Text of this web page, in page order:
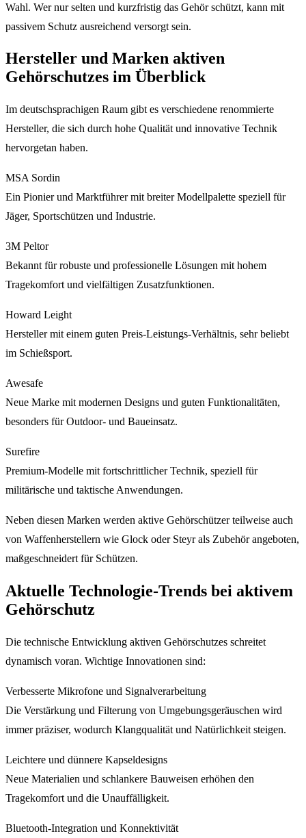
Wahl. Wer nur selten und kurzfristig das Gehör schützt, kann mit
passivem Schutz ausreichend versorgt sein.
Hersteller und Marken aktiven
Gehörschutzes im Überblick
Im deutschsprachigen Raum gibt es verschiedene renommierte
Hersteller, die sich durch hohe Qualität und innovative Technik
hervorgetan haben.
MSA Sordin
Ein Pionier und Marktführer mit breiter Modellpalette speziell für
Jäger, Sportschützen und Industrie.
3M Peltor
Bekannt für robuste und professionelle Lösungen mit hohem
Tragekomfort und vielfältigen Zusatzfunktionen.
Howard Leight
Hersteller mit einem guten Preis-Leistungs-Verhältnis, sehr beliebt
im Schießsport.
Awesafe
Neue Marke mit modernen Designs und guten Funktionalitäten,
besonders für Outdoor- und Baueinsatz.
Surefire
Premium-Modelle mit fortschrittlicher Technik, speziell für
militärische und taktische Anwendungen.
Neben diesen Marken werden aktive Gehörschützer teilweise auch
von Waffenherstellern wie Glock oder Steyr als Zubehör angeboten,
maßgeschneidert für Schützen.
Aktuelle Technologie-Trends bei aktivem
Gehörschutz
Die technische Entwicklung aktiven Gehörschutzes schreitet
dynamisch voran. Wichtige Innovationen sind:
Verbesserte Mikrofone und Signalverarbeitung
Die Verstärkung und Filterung von Umgebungsgeräuschen wird
immer präziser, wodurch Klangqualität und Natürlichkeit steigen.
Leichtere und dünnere Kapseldesigns
Neue Materialien und schlankere Bauweisen erhöhen den
Tragekomfort und die Unauffälligkeit.
Bluetooth-Integration und Konnektivität